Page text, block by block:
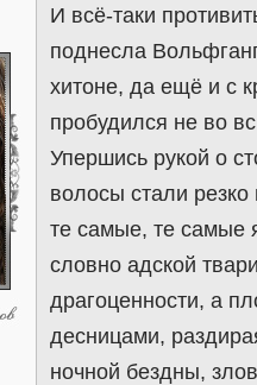
И всё-таки
поднесла
хитоне, да ещё и с
пробудился не во
Упершись рукой о
волосы стали
те самые, те самые
словно адской
драгоценности, а
десницами,
ночной бездны,